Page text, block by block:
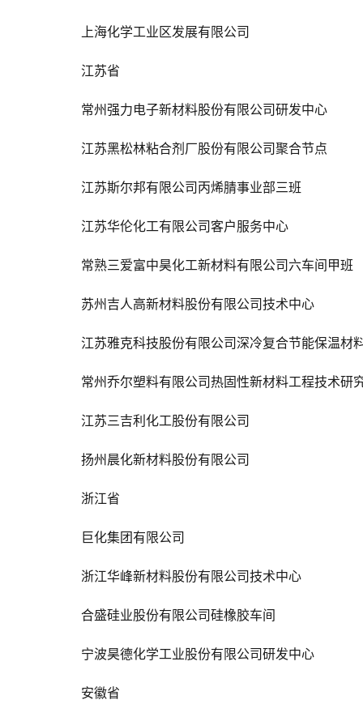
上海化学工业区发展有限公司
江苏省
常州强力电子新材料股份有限公司研发中心
江苏黑松林粘合剂厂股份有限公司聚合节点
江苏斯尔邦有限公司丙烯腈事业部三班
江苏华伦化工有限公司客户服务中心
常熟三爱富中昊化工新材料有限公司六车间甲班
苏州吉人高新材料股份有限公司技术中心
江苏雅克科技股份有限公司深冷复合节能保温材
常州乔尔塑料有限公司热固性新材料工程技术研
江苏三吉利化工股份有限公司
扬州晨化新材料股份有限公司
浙江省
巨化集团有限公司
浙江华峰新材料股份有限公司技术中心
合盛硅业股份有限公司硅橡胶车间
宁波昊德化学工业股份有限公司研发中心
安徽省